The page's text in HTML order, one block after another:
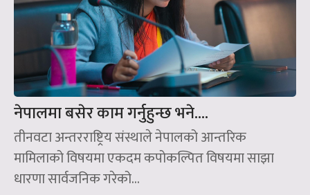
नेपालमा बसेर काम गर्नुहुन्छ भने….
तीनवटा अन्तरराष्ट्रिय संस्थाले नेपालको आन्तरिक
मामिलाको विषयमा एकदम कपोकल्पित विषयमा साझा
धारणा सार्वजनिक गरेको...